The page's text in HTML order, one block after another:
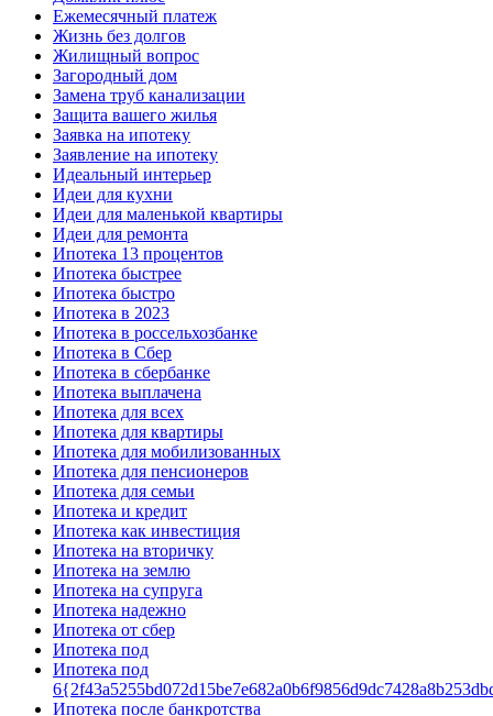
Ежемесячный платеж
Жизнь без долгов
Жилищный вопрос
Загородный дом
Замена труб канализации
Защита вашего жилья
Заявка на ипотеку
Заявление на ипотеку
Идеальный интерьер
Идеи для кухни
Идеи для маленькой квартиры
Идеи для ремонта
Ипотека 13 процентов
Ипотека быстрее
Ипотека быстро
Ипотека в 2023
Ипотека в россельхозбанке
Ипотека в Сбер
Ипотека в сбербанке
Ипотека выплачена
Ипотека для всех
Ипотека для квартиры
Ипотека для мобилизованных
Ипотека для пенсионеров
Ипотека для семьи
Ипотека и кредит
Ипотека как инвестиция
Ипотека на вторичку
Ипотека на землю
Ипотека на супруга
Ипотека надежно
Ипотека от сбер
Ипотека под
Ипотека под
Ипотека после банкротства